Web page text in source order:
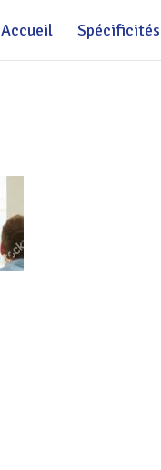
Accueil Spécificités